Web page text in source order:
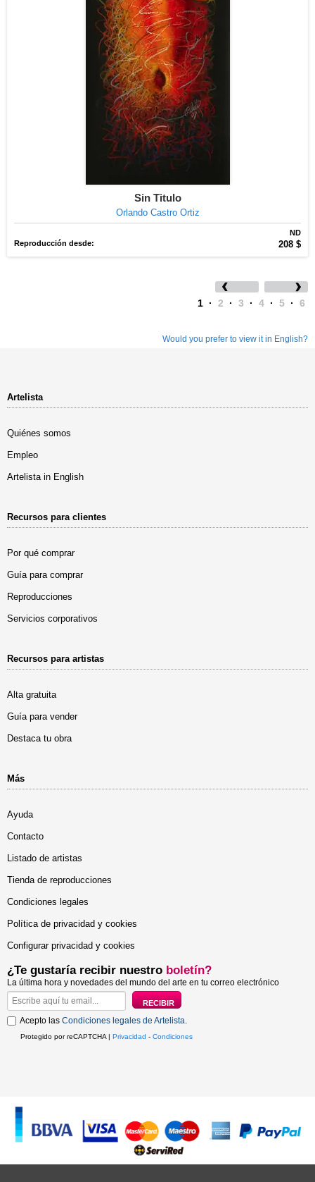
Sin Titulo
Orlando Castro Ortiz
ND
Reproducción desde:
208 $
1 · 2 · 3 · 4 · 5 · 6
Would you prefer to view it in English?
Artelista
Quiénes somos
Empleo
Artelista in English
Recursos para clientes
Por qué comprar
Guía para comprar
Reproducciones
Servicios corporativos
Recursos para artistas
Alta gratuita
Guía para vender
Destaca tu obra
Más
Ayuda
Contacto
Listado de artistas
Tienda de reproducciones
Condiciones legales
Política de privacidad y cookies
Configurar privacidad y cookies
¿Te gustaría recibir nuestro boletín?
La última hora y novedades del mundo del arte en tu correo electrónico
Acepto las Condiciones legales de Artelista.
Protegido por reCAPTCHA | Privacidad - Condiciones